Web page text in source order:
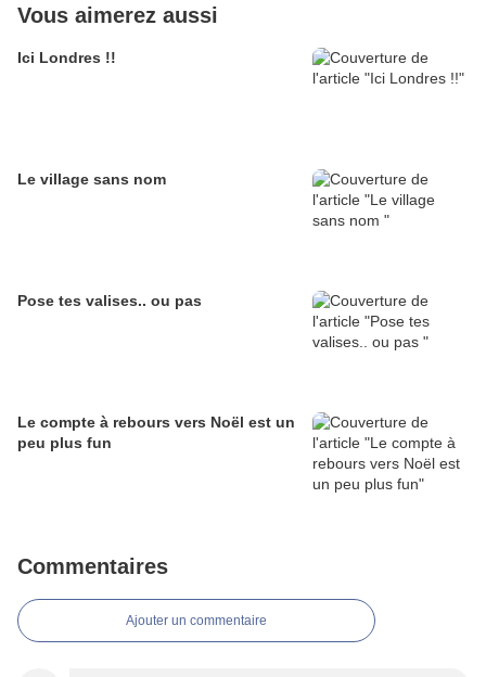
Vous aimerez aussi
Ici Londres !!
Le village sans nom
Pose tes valises.. ou pas
Le compte à rebours vers Noël est un
peu plus fun
Commentaires
Ajouter un commentaire